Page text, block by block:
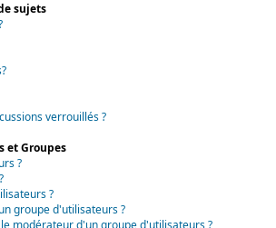
sujets
verrouillés ?
et Groupes
?
?
groupe d'utilisateurs ?
modérateur d'un groupe d'utilisateurs ?